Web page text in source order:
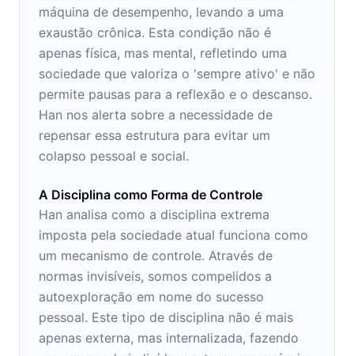
máquina de desempenho, levando a uma
exaustão crônica. Esta condição não é
apenas física, mas mental, refletindo uma
sociedade que valoriza o 'sempre ativo' e não
permite pausas para a reflexão e o descanso.
Han nos alerta sobre a necessidade de
repensar essa estrutura para evitar um
colapso pessoal e social.
A Disciplina como Forma de Controle
Han analisa como a disciplina extrema
imposta pela sociedade atual funciona como
um mecanismo de controle. Através de
normas invisíveis, somos compelidos a
autoexploração em nome do sucesso
pessoal. Este tipo de disciplina não é mais
apenas externa, mas internalizada, fazendo